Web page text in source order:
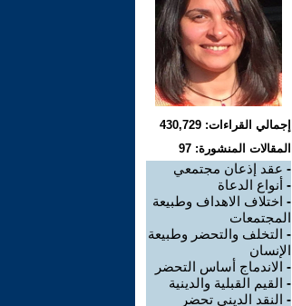
إجمالي القراءات: 430,729
المقالات المنشورة: 97
- عقد إذعان مجتمعي
- أنواع الدعاة
- اختلاف الاهداف وطبيعة
المجتمعات
- التخلف والتحضر وطبيعة
الإنسان
- الاندماج أساس التحضر
- القيم القبلية والدينية
- النقد الديني تحضر